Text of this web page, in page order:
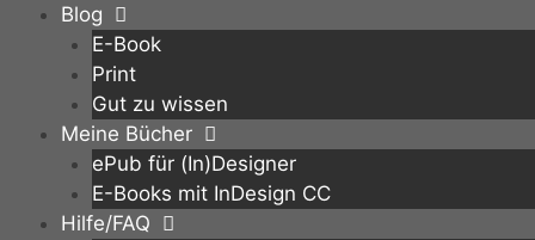
Zum
springen
Blog
E-Book
Print
Gut zu wissen
Meine Bücher
ePub für (In)Designer
E-Books mit InDesign CC
Hilfe/FAQ